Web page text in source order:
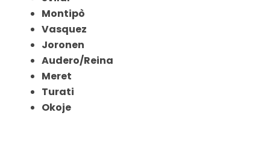
Montipò
Vasquez
Joronen
Audero/Reina
Meret
Turati
Okoje